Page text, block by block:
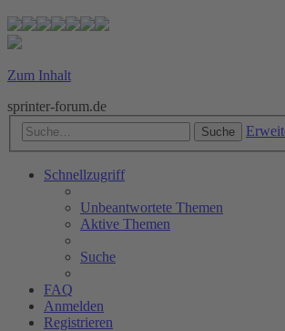
Zum Inhalt
sprinter-forum.de
Suche
Schnellzugriff
Unbeantwortete Themen
Aktive Themen
Suche
FAQ
Anmelden
Registrieren